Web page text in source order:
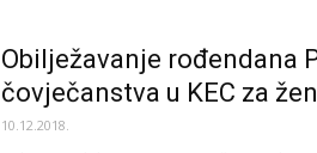
Obilježavanje rođendana
čovječanstva u KEC za
10.12.2018.